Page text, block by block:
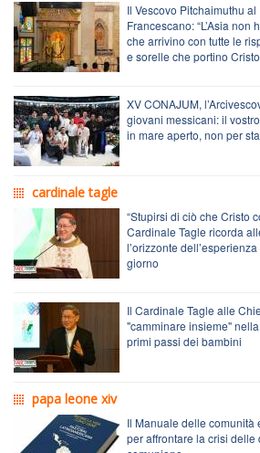
Il Vescovo Pitchaimuthu
Francescano: “L’Asia
che arrivino con tutte le
e sorelle che portino
XV CONAJUM,
giovani messicani: il
in mare aperto, non per
cardinale tagle
“Stupirsi di ciò che Cristo
Cardinale Tagle ricorda
l’orizzonte
giorno
Il Cardinale Tagle alle
"camminare insieme"
primi passi dei bambini
papa leone xiv
Il Manuale delle
per affrontare la crisi